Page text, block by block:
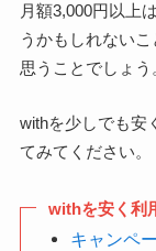
月額3,000円以上
うかもしれない
思うことでしょう
withを少しでも安
てみてください。
withを安く利
キャンペ